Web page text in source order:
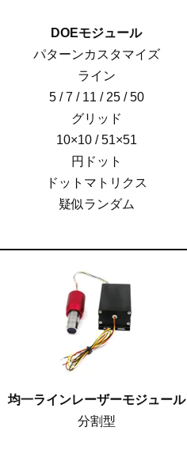
DOEモジュール
パターンカスタマイズ
ライン
5 / 7 / 11 / 25 / 50
グリッド
10×10 / 51×51
円ドット
ドットマトリクス
疑似ランダム
均一ラインレーザーモジュール
分割型